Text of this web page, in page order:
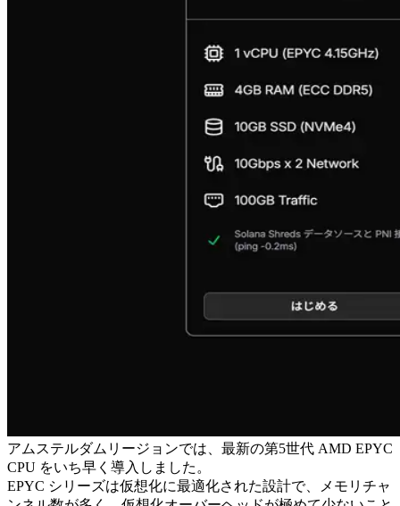
アムステルダムリージョンでは、最新の第5世代 AMD EPYC
CPU をいち早く導入しました。
EPYC シリーズは仮想化に最適化された設計で、メモリチャ